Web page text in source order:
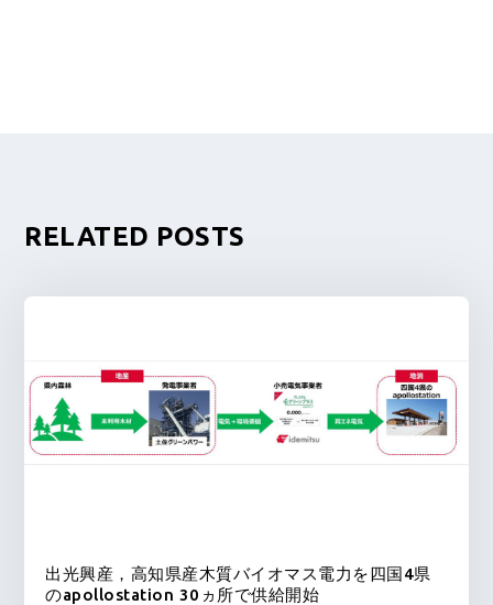
RELATED POSTS
出光興産，高知県産木質バイオマス電力を四国4県
のapollostation 30ヵ所で供給開始